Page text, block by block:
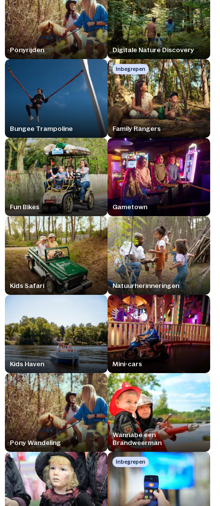
Ponyrijden Digitale Nature Discovery
Bungee Trampoline
Inbegrepen
Family Rangers
Fun Bikes Gametown
Kids Safari Natuurherinneringen
Kids Haven Mini-cars
Pony Wandeling
Wannabe een
Brandweerman
Inbegrepen